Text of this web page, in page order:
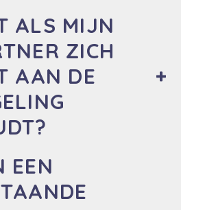
ALS MIJN
ZICH
AAN DE
EEN